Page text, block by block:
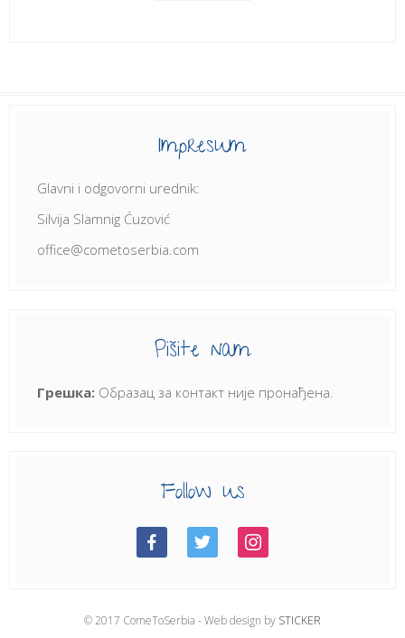
Impresum
Glavni i odgovorni urednik:
Silvija Slamnig Ćuzović
office@cometoserbia.com
Pišite nam
Грешка: Образац за контакт није пронађена.
Follow us
© 2017 ComeToSerbia - Web design by STICKER